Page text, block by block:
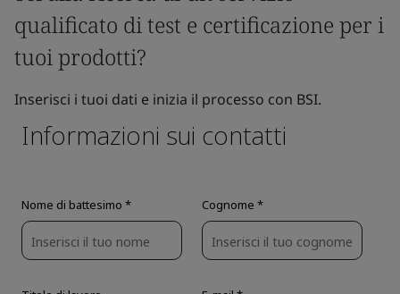
qualificato di test e certificazione per i
tuoi prodotti?
Inserisci i tuoi dati e inizia il processo con BSI.